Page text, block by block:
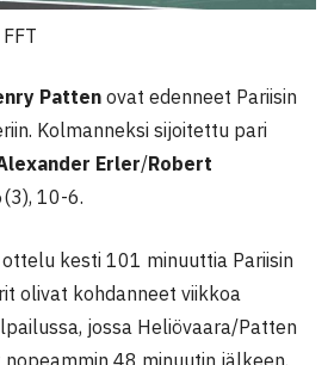
Patten ovat edenneet Pariisin
Kolmanneksi sijoitettu pari
Erler/Robert
10-6.
kesti 101 minuuttia Pariisin
olivat kohdanneet viikkoa
jossa Heliövaara/Patten